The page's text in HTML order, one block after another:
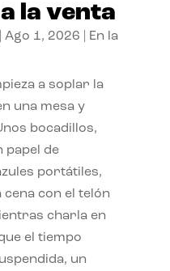
la venta
Ago 1, 2026
En la
a soplar la
una mesa y
bocadillos,
papel de
portátiles,
cena con el telón
charla en
el tiempo
un